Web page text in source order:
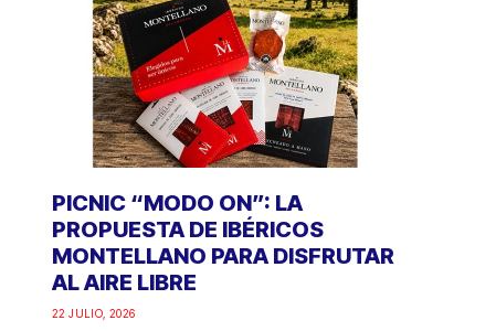
PICNIC “MODO ON”: LA
PROPUESTA DE IBÉRICOS
MONTELLANO PARA DISFRUTAR
AL AIRE LIBRE
22 JULIO, 2026